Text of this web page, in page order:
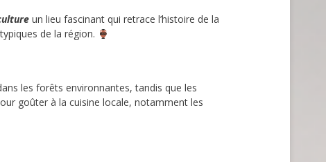
un lieu fascinant qui retrace l’histoire de la
de la région.
les forêts environnantes, tandis que les
goûter à la cuisine locale, notamment les